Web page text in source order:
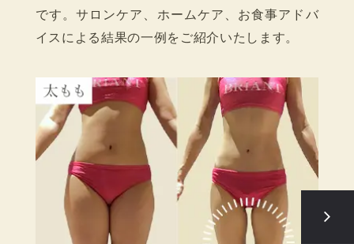
です。サロンケア、ホームケア、お食事アドバ
イスによる結果の一例をご紹介いたします。